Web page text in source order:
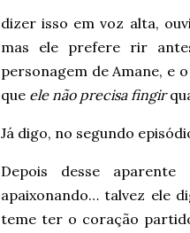
dizer isso em voz alta,
mas ele prefere rir
personagem de Amane, e
que ele não precisa fingir
Já digo, no segundo
Depois desse
apaixonando… talvez ele
teme ter o coração